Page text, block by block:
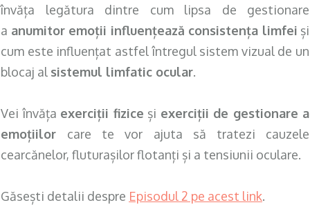
învăța legătura dintre cum lipsa de gestionare
a anumitor emoții influențează consistența limfei și
cum este influențat astfel întregul sistem vizual de un
blocaj al sistemul limfatic ocular.
Vei învăța exerciții fizice și exerciții de gestionare a
emoțiilor care te vor ajuta să tratezi cauzele
cearcănelor, fluturașilor flotanți și a tensiunii oculare.
Găsești detalii despre Episodul 2 pe acest link.